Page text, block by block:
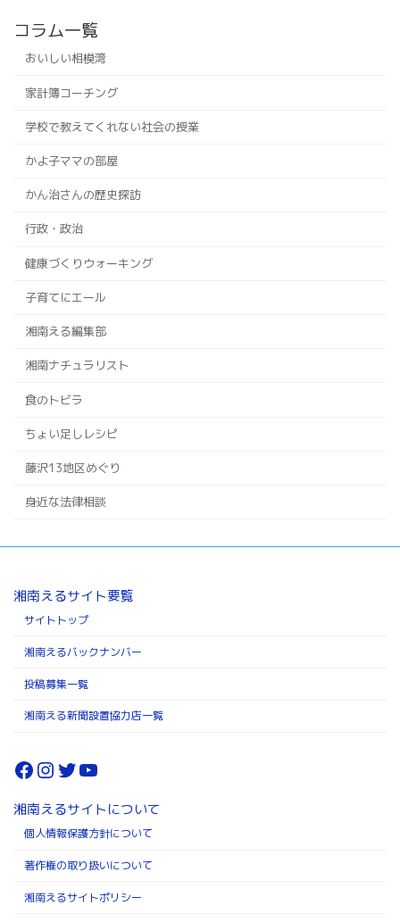
コラム一覧
おいしい相模湾
家計簿コーチング
学校で教えてくれない社会の授業
かよ子ママの部屋
かん治さんの歴史探訪
行政・政治
健康づくりウォーキング
子育てにエール
湘南える編集部
湘南ナチュラリスト
食のトビラ
ちょい足しレシピ
藤沢13地区めぐり
身近な法律相談
湘南えるサイト要覧
サイトトップ
湘南えるバックナンバー
投稿募集一覧
湘南える新聞設置協力店一覧
Facebook
Instagram
Twitter
YouTube
湘南えるサイトについて
個人情報保護方針について
著作権の取り扱いについて
湘南えるサイトポリシー